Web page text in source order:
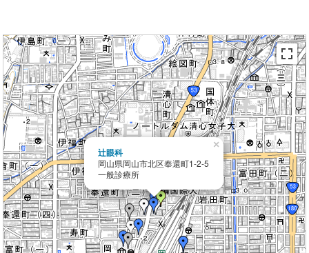
辻眼科
岡山県岡山市北区奉還町1-2-5
一般診療所
×